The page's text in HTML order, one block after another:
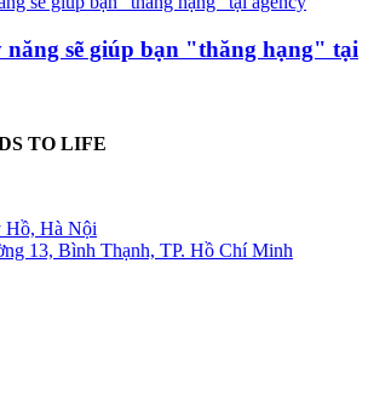
năng sẽ giúp bạn "thăng hạng" tại
TO LIFE
Hồ, Hà Nội
13, Bình Thạnh, TP. Hồ Chí Minh